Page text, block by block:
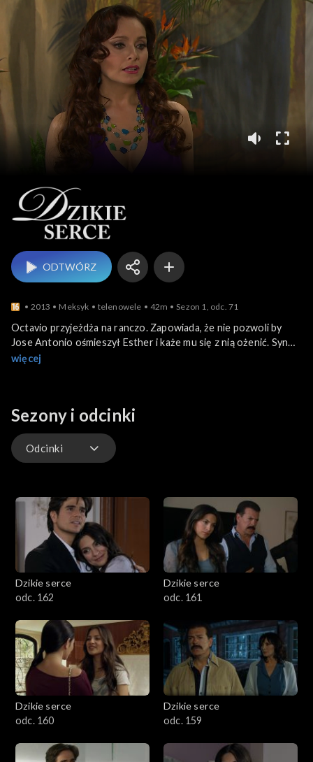
Dzikie serce
ODTWÓRZ
2013 Meksyk telenowele 42m Sezon 1, odc. 71
Octavio przyjeżdża na ranczo. Zapowiada, że nie pozwoli by
Jose Antonio ośmieszył Esther i każe mu się z nią ożenić. Syn
Lucii dostaje konwulsji. Okazuje się, że dziecko będzie musiało
z nim flirtować. Rozpoczynając formalności rozwodowe,
Octavio dowiaduje się, że został oskarżony o porzucenie
rodziny i niepłacenie alimentów. Mężczyzna żąda, by
powiedziano mu gdzie przebywa jego żona.
więcej
Sezony i odcinki
Odcinki
Dzikie serce
odc. 162
Dzikie serce
odc. 161
Dzikie serce
odc. 160
Dzikie serce
odc. 159